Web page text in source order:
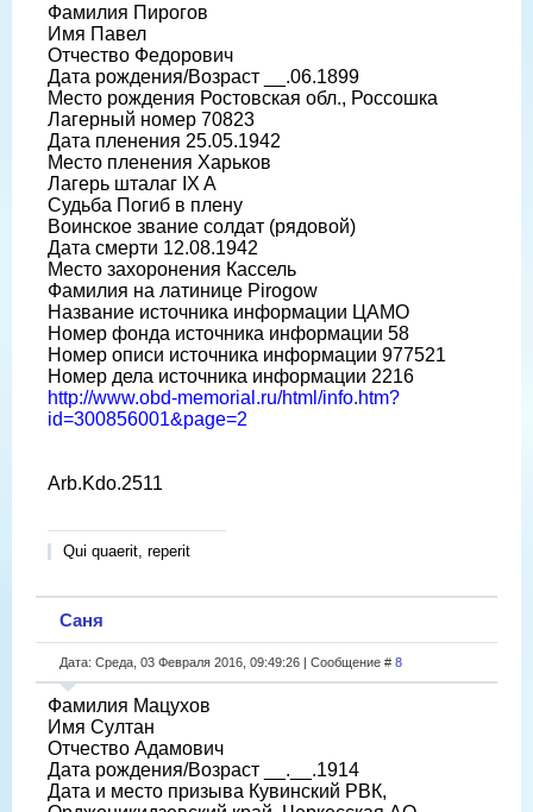
Фамилия Пирогов
Имя Павел
Отчество Федорович
Дата рождения/Возраст __.06.1899
Место рождения Ростовская обл., Россошка
Лагерный номер 70823
Дата пленения 25.05.1942
Место пленения Харьков
Лагерь шталаг IX A
Судьба Погиб в плену
Воинское звание солдат (рядовой)
Дата смерти 12.08.1942
Место захоронения Кассель
Фамилия на латинице Pirogow
Название источника информации ЦАМО
Номер фонда источника информации 58
Номер описи источника информации 977521
Номер дела источника информации 2216
http://www.obd-memorial.ru/html/info.htm?
id=300856001&page=2
Arb.Kdo.2511
Qui quaerit, reperit
Саня
Дата: Среда, 03 Февраля 2016, 09:49:26 | Сообщение # 8
Фамилия Мацухов
Имя Султан
Отчество Адамович
Дата рождения/Возраст __.__.1914
Дата и место призыва Кувинский РВК,